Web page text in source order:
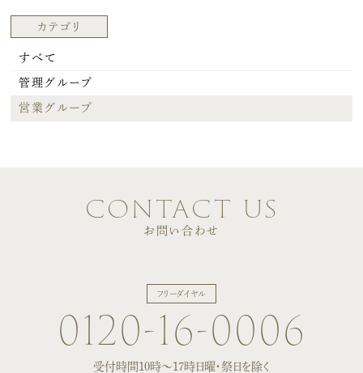
カテゴリ
すべて
管理グループ
営業グループ
contact us
お問い合わせ
フリーダイヤル
0120-16-0006
受付時間10時〜17時日曜・祭日を除く